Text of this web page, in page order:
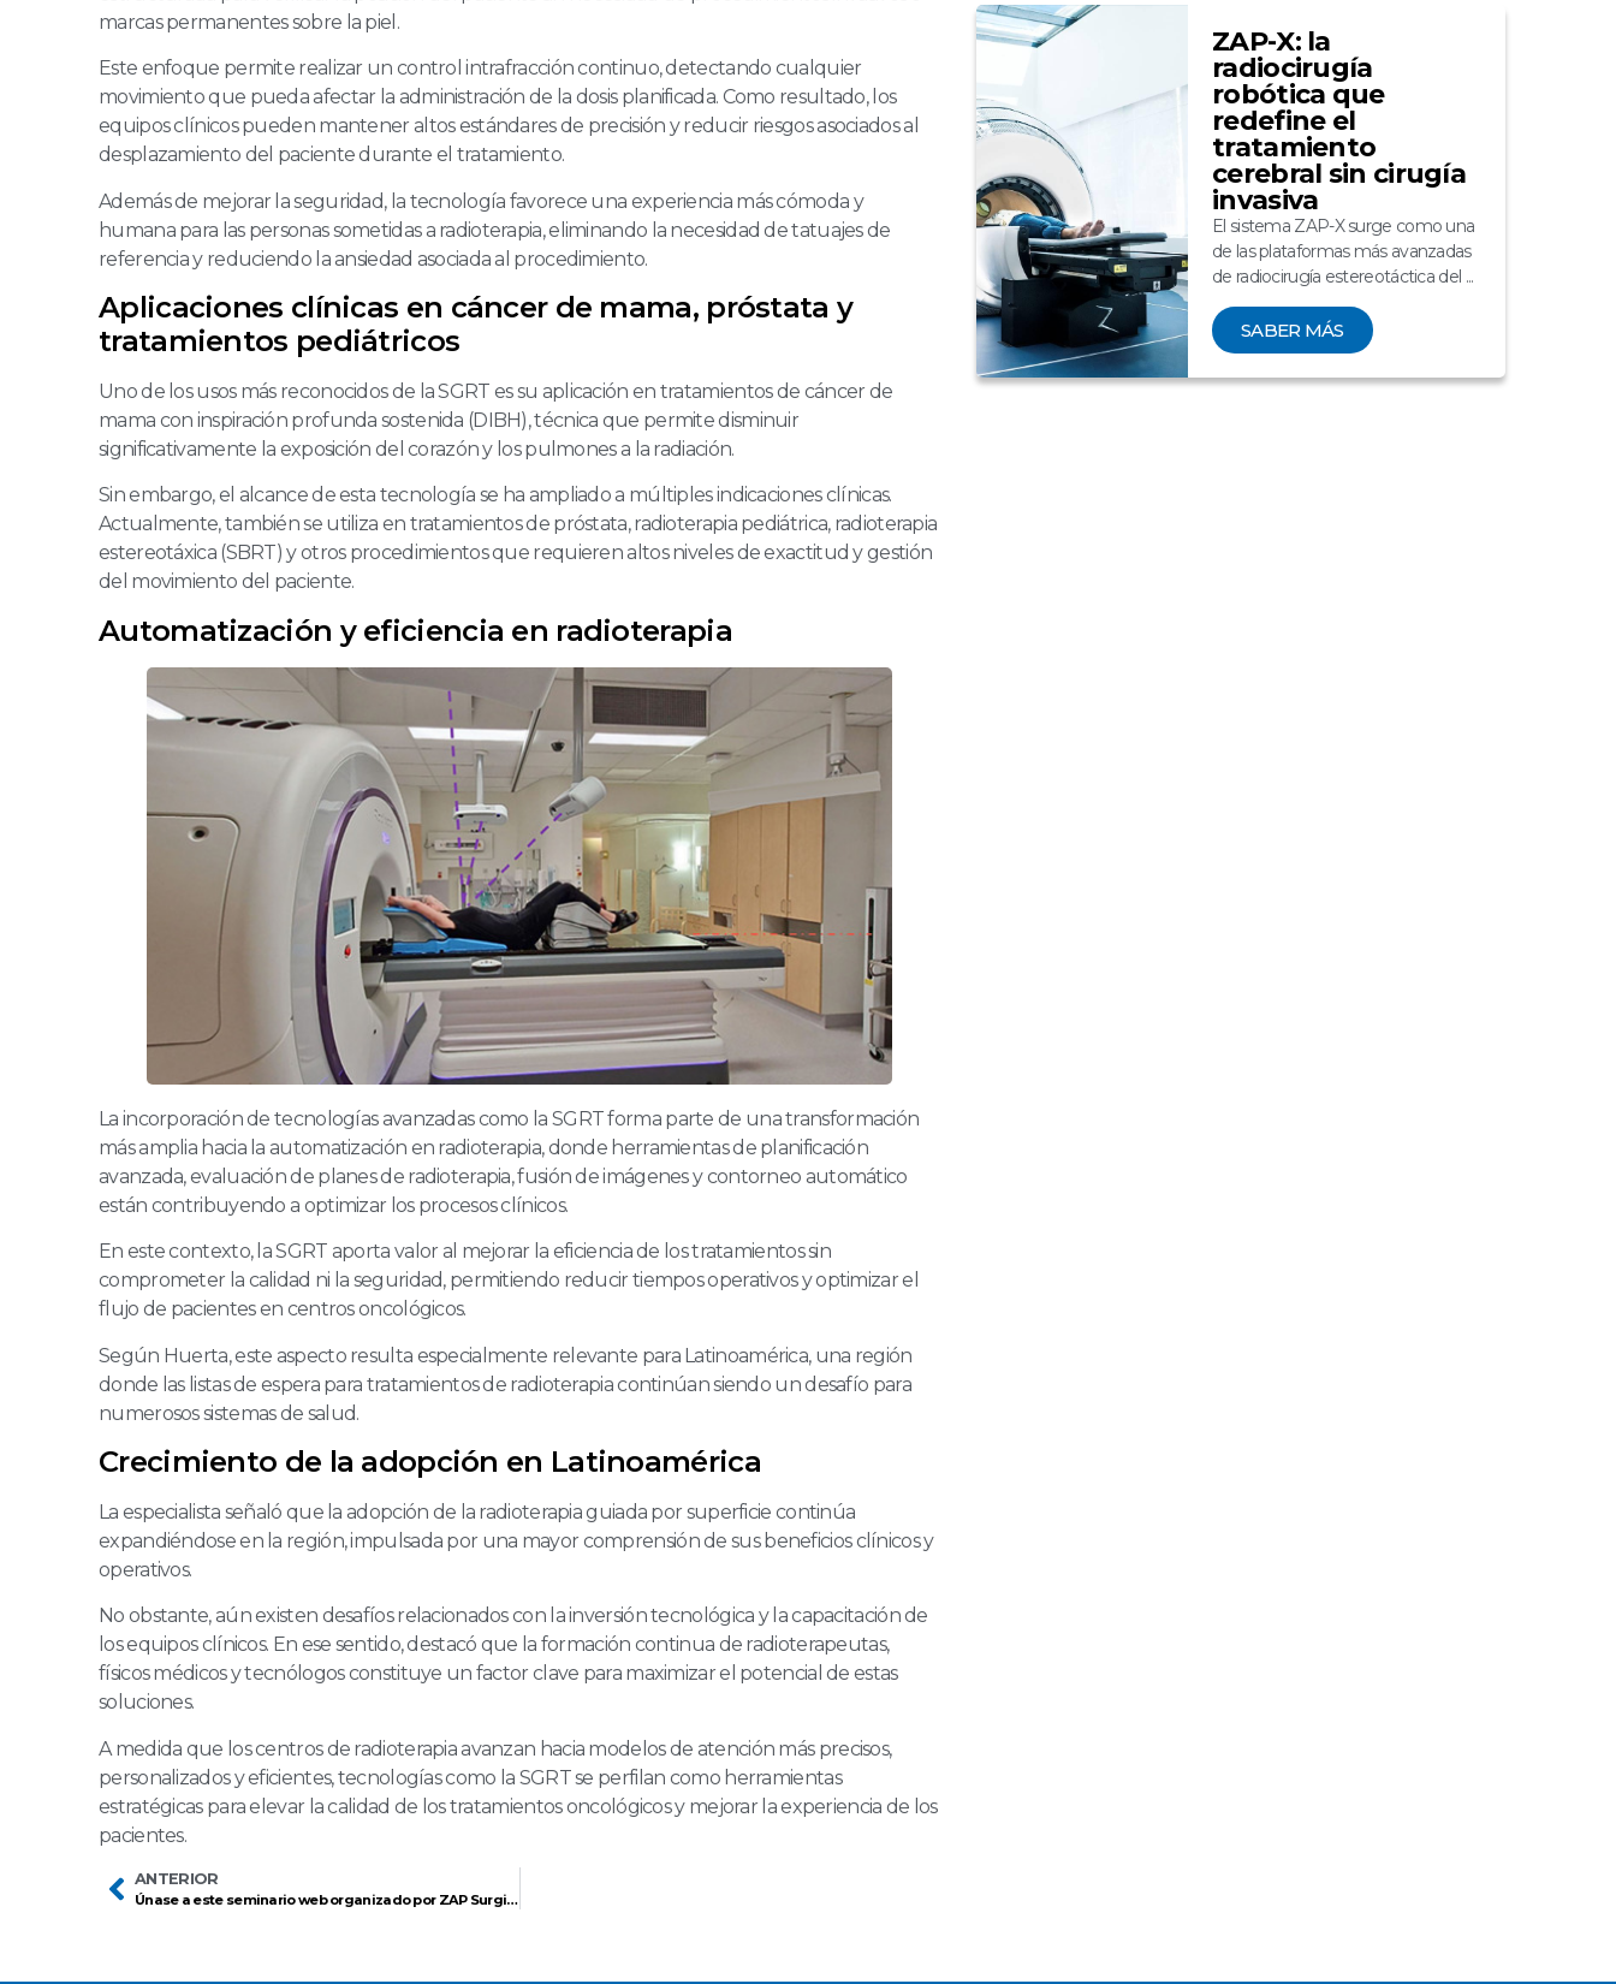
marcas permanentes sobre la piel.
Este enfoque permite realizar un control intrafracción continuo, detectando cualquier
movimiento que pueda afectar la administración de la dosis planificada. Como resultado, los
equipos clínicos pueden mantener altos estándares de precisión y reducir riesgos asociados al
desplazamiento del paciente durante el tratamiento.
Además de mejorar la seguridad, la tecnología favorece una experiencia más cómoda y
humana para las personas sometidas a radioterapia, eliminando la necesidad de tatuajes de
referencia y reduciendo la ansiedad asociada al procedimiento.
Aplicaciones clínicas en cáncer de mama, próstata y
tratamientos pediátricos
Uno de los usos más reconocidos de la SGRT es su aplicación en tratamientos de cáncer de
mama con inspiración profunda sostenida (DIBH), técnica que permite disminuir
significativamente la exposición del corazón y los pulmones a la radiación.
Sin embargo, el alcance de esta tecnología se ha ampliado a múltiples indicaciones clínicas.
Actualmente, también se utiliza en tratamientos de próstata, radioterapia pediátrica, radioterapia
estereotáxica (SBRT) y otros procedimientos que requieren altos niveles de exactitud y gestión
del movimiento del paciente.
Automatización y eficiencia en radioterapia
La incorporación de tecnologías avanzadas como la SGRT forma parte de una transformación
más amplia hacia la automatización en radioterapia, donde herramientas de planificación
avanzada, evaluación de planes de radioterapia, fusión de imágenes y contorneo automático
están contribuyendo a optimizar los procesos clínicos.
En este contexto, la SGRT aporta valor al mejorar la eficiencia de los tratamientos sin
comprometer la calidad ni la seguridad, permitiendo reducir tiempos operativos y optimizar el
flujo de pacientes en centros oncológicos.
Según Huerta, este aspecto resulta especialmente relevante para Latinoamérica, una región
donde las listas de espera para tratamientos de radioterapia continúan siendo un desafío para
numerosos sistemas de salud.
Crecimiento de la adopción en Latinoamérica
La especialista señaló que la adopción de la radioterapia guiada por superficie continúa
expandiéndose en la región, impulsada por una mayor comprensión de sus beneficios clínicos y
operativos.
No obstante, aún existen desafíos relacionados con la inversión tecnológica y la capacitación de
los equipos clínicos. En ese sentido, destacó que la formación continua de radioterapeutas,
físicos médicos y tecnólogos constituye un factor clave para maximizar el potencial de estas
soluciones.
A medida que los centros de radioterapia avanzan hacia modelos de atención más precisos,
personalizados y eficientes, tecnologías como la SGRT se perfilan como herramientas
estratégicas para elevar la calidad de los tratamientos oncológicos y mejorar la experiencia de los
pacientes.
ANTERIOR
Únase a este seminario web organizado por ZAP Surgical
ZAP-X: la
radiocirugía
robótica que
redefine el
tratamiento
cerebral sin cirugía
invasiva
El sistema ZAP-X surge como una
de las plataformas más avanzadas
de radiocirugía estereotáctica del ...
SABER MÁS